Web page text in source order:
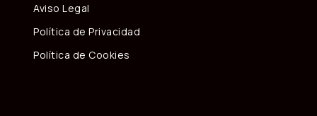
Aviso Legal
Política de Privacidad
Política de Cookies